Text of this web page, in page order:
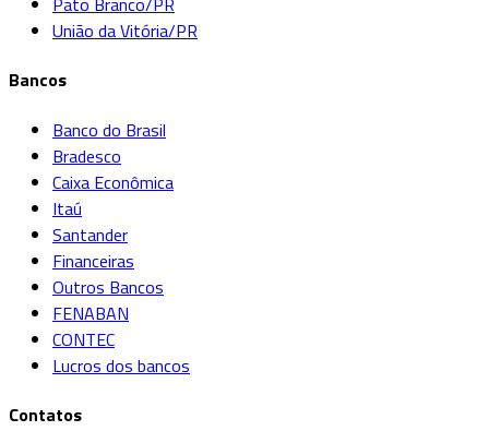
União da Vitória/PR
Bancos
Banco do Brasil
Bradesco
Caixa Econômica
Itaú
Santander
Financeiras
Outros Bancos
FENABAN
CONTEC
Lucros dos bancos
Contatos